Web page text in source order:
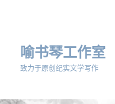
喻书琴工作室
致力于原创纪实文学写作